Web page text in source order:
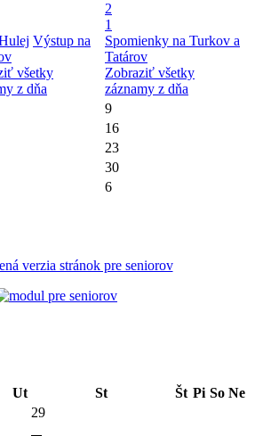
Výstup na
všetky
z dňa
2
1
Spomienky na Turkov a
Tatárov
Zobraziť všetky
záznamy z dňa
9
16
23
30
6
verzia stránok pre seniorov
Ut St Št Pi So Ne
29